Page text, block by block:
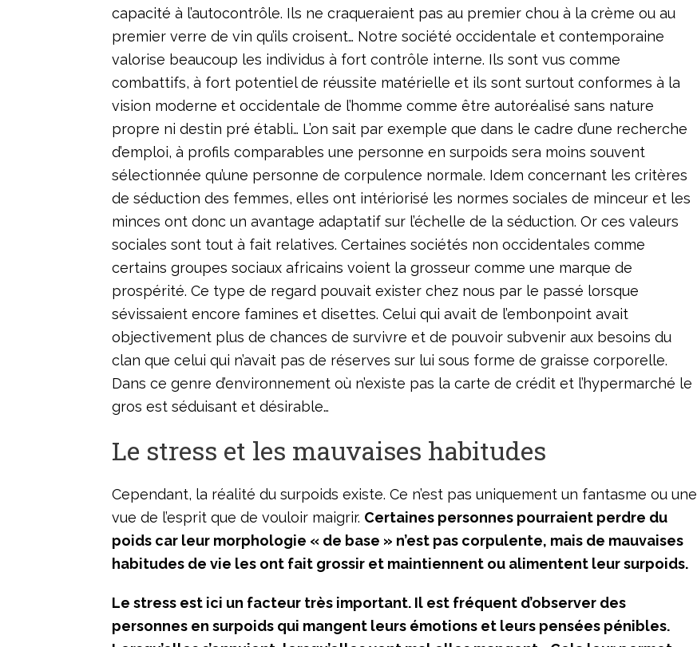
capacité à l’autocontrôle. Ils ne craqueraient pas au premier chou à la crème ou au
premier verre de vin qu’ils croisent… Notre société occidentale et contemporaine
valorise beaucoup les individus à fort contrôle interne. Ils sont vus comme
combattifs, à fort potentiel de réussite matérielle et ils sont surtout conformes à la
vision moderne et occidentale de l’homme comme être autoréalisé sans nature
propre ni destin pré établi… L’on sait par exemple que dans le cadre d’une recherche
d’emploi, à profils comparables une personne en surpoids sera moins souvent
sélectionnée qu’une personne de corpulence normale. Idem concernant les critères
de séduction des femmes, elles ont intériorisé les normes sociales de minceur et les
minces ont donc un avantage adaptatif sur l’échelle de la séduction. Or ces valeurs
sociales sont tout à fait relatives. Certaines sociétés non occidentales comme
certains groupes sociaux africains voient la grosseur comme une marque de
prospérité. Ce type de regard pouvait exister chez nous par le passé lorsque
sévissaient encore famines et disettes. Celui qui avait de l’embonpoint avait
objectivement plus de chances de survivre et de pouvoir subvenir aux besoins du
clan que celui qui n’avait pas de réserves sur lui sous forme de graisse corporelle.
Dans ce genre d’environnement où n’existe pas la carte de crédit et l’hypermarché le
gros est séduisant et désirable…
Le stress et les mauvaises habitudes
Cependant, la réalité du surpoids existe. Ce n’est pas uniquement un fantasme ou une
vue de l’esprit que de vouloir maigrir. Certaines personnes pourraient perdre du
poids car leur morphologie « de base » n’est pas corpulente, mais de mauvaises
habitudes de vie les ont fait grossir et maintiennent ou alimentent leur surpoids.
Le stress est ici un facteur très important. Il est fréquent d’observer des
personnes en surpoids qui mangent leurs émotions et leurs pensées pénibles.